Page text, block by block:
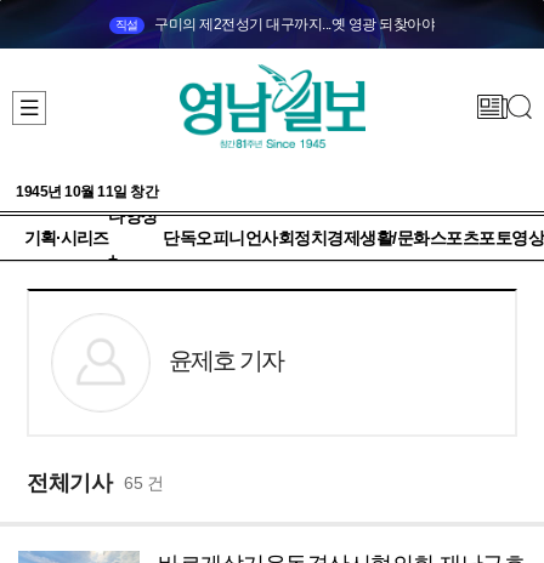
직설 구미의 제2전성기 대구까지...옛 영광 되찾아야
1945년 10월 11일 창간
기획·시리즈
다양성
+
단독오피니언사회정치 경제생활/문화스포츠포토영상
윤제호 기자
전체기사 65 건